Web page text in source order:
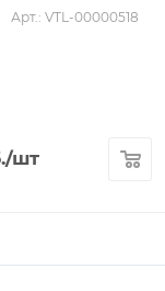
Арт.: VTL-00000518
/шт